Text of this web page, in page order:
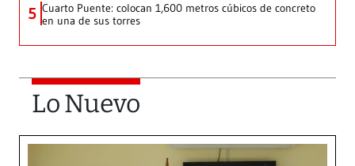
5 Cuarto Puente: colocan 1,600 metros cúbicos de concreto
en una de sus torres
Lo Nuevo